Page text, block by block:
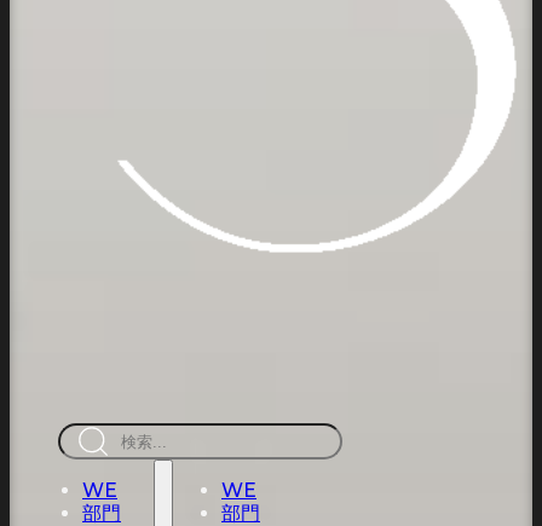
検
索
WE
部門
WE
部門